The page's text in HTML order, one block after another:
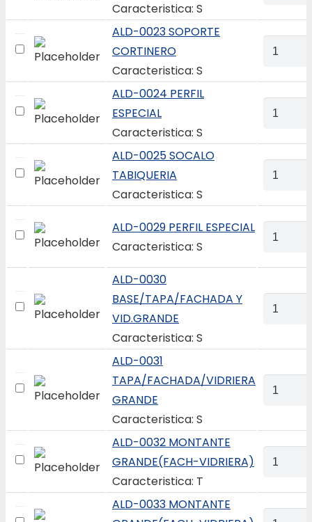
Caracteristica: S
PISA
VIDRIO
quantity
ALD-0023 SOPORTE
CORTINERO
Caracteristica: S
ALD-
quantity
ALD-0024 PERFIL
ESPECIAL
Caracteristica: S
ALD-
PERFIL
ESPECIAL
quantity
ALD-0025 SOCALO
TABIQUERIA
Caracteristica: S
ALD-
SOCALO
quantity
ALD-0029 PERFIL ESPECIAL
Caracteristica: S
ALD-
PERFIL
quantity
ALD-0030
BASE/TAPA/FACHADA Y
VID.GRANDE
Caracteristica: S
ALD-
quantity
ALD-0031
TAPA/FACHADA/VIDRIERA
GRANDE
Caracteristica: S
ALD-
quantity
ALD-0032 MONTANTE
GRANDE(FACH-VIDRIERA)
Caracteristica: T
ALD-
ALD-0033 MONTANTE
ALD-